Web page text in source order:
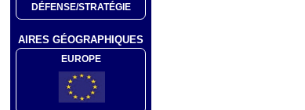
DÉFENSE/STRATÉGIE
AIRES GÉOGRAPHIQUES
EUROPE